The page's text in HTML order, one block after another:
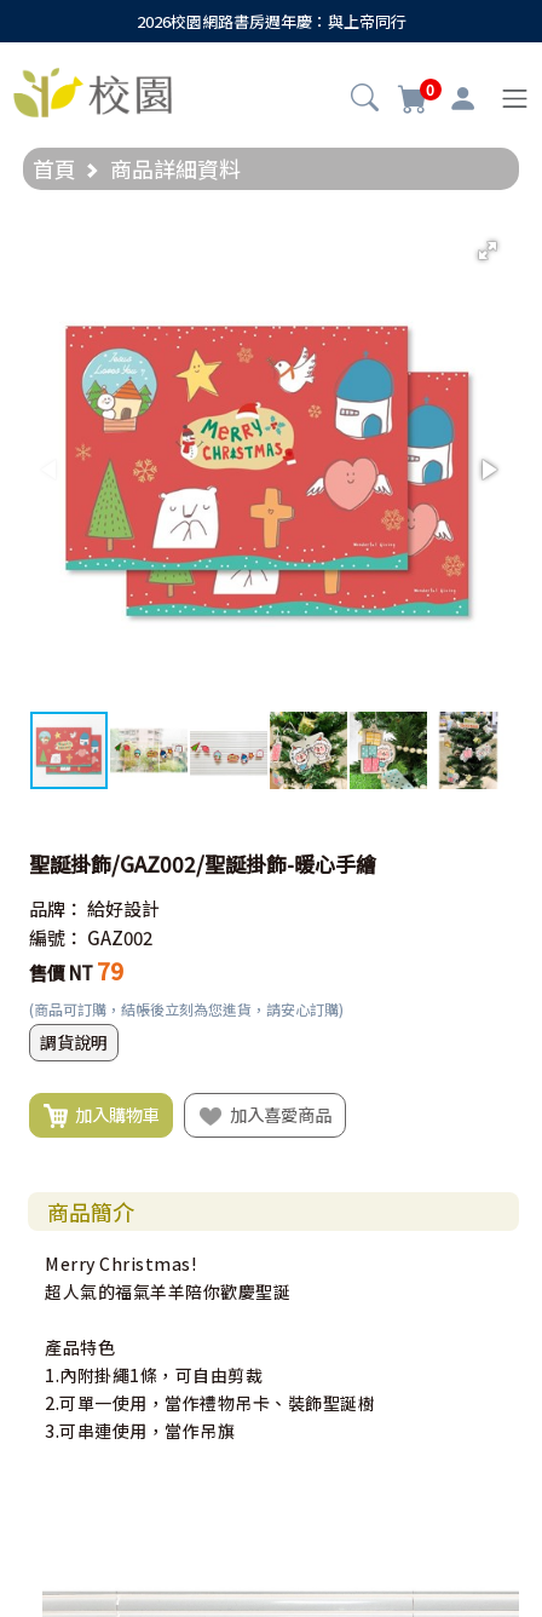
2026校園網路書房週年慶：與上帝同行
0
首頁 商品詳細資料
聖誕掛飾/GAZ002/聖誕掛飾-暖心手繪
品牌： 給好設計
編號： GAZ002
售價 NT 79
(商品可訂購，結帳後立刻為您進貨，請安心訂購)
調貨說明
加入購物車 加入喜愛商品
商品簡介
Merry Christmas!
超人氣的福氣羊羊陪你歡慶聖誕
產品特色
1.內附掛繩1條，可自由剪裁
2.可單一使用，當作禮物吊卡、裝飾聖誕樹
3.可串連使用，當作吊旗